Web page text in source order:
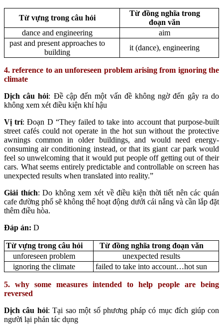
Từ vựng trong câu hỏi
Từ đồng nghĩa trong
đoạn văn
dance and engineering
aim
past and present approaches to
building
it (dance), engineering
4. reference to an unforeseen problem arising from ignoring the
climate
Dịch câu hỏi: Đề cập đến một vấn đề không ngờ đến gây ra do
không xem xét điều kiện khí hậu
Vị trí: Đoạn D “They failed to take into account that purpose-built
street cafés could not operate in the hot sun without the protective
awnings common in older buildings, and would need energy-
consuming air conditioning instead, or that its giant car park would
feel so unwelcoming that it would put people off getting out of their
cars. What seems entirely predictable and controllable on screen has
unexpected results when translated into reality.”
Giải thích: Do không xem xét về điều kiện thời tiết nên các quán
cafe đường phố sẽ không thể hoạt động dưới cái nắng và cần lắp đặt
thêm điều hòa.
Đáp án: D
Từ vựng trong câu hỏi
Từ đồng nghĩa trong đoạn văn
unforeseen problem
unexpected results
ignoring the climate
failed to take into account…hot sun
5. why some measures intended to help people are being
reversed
Dịch câu hỏi: Tại sao một số phương pháp có mục đích giúp con
người lại phản tác dụng